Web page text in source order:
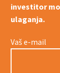
investitor
ulaganja.
Vaš e-mail